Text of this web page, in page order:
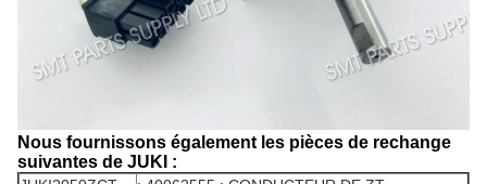
Nous fournissons également les pièces de rechange
suivantes de JUKI :